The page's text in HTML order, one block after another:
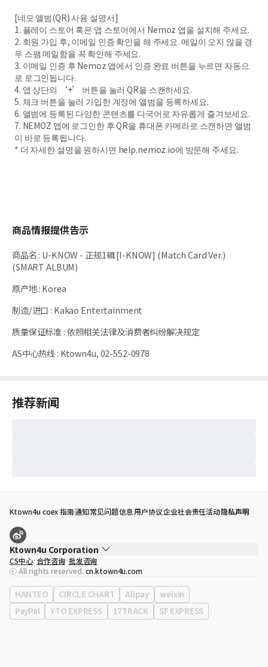
[네모 앨범(QR) 사용 설명서]
1. 플레이 스토어 혹은 앱 스토어에서 Nemoz 앱을 설치해 주세요.
2. 회원 가입 후, 이메일 인증 확인을 해 주세요. 메일이 오지 않을 경
우 스팸 메일함을 꼭 확인해 주세요.
3. 이메일 인증 후 Nemoz 앱에서 인증 완료 버튼을 누르면 자동으
로 로그인됩니다.
4. 앱 상단의 ‘+’ 버튼을 눌러 QR을 스캔하세요.
5. 체크 버튼을 눌러 가입한 계정에 앨범을 등록하세요.
6. 앨범에 등록된 다양한 콘텐츠를 다국어로 자유롭게 즐겨보세요.
7. NEMOZ 앱에 로그인한 후 QR을 휴대폰 카메라로 스캔하면 앨범
이 바로 등록됩니다.
* 더 자세한 설명을 원하시면 help.nemoz.io에 방문해 주세요.
商品情报提供告示
商品名: U-KNOW - 正规1辑 [I-KNOW] (Match Card Ver.)
(SMART ALBUM)
原产地: Korea
制造/进口 : Kakao Entertainment
质量保证标准 :依照相关法律及消费者纠纷解决规定
AS中心热线 : Ktown4u, 02-552-0978
推荐新闻
Ktown4u coex 指南通知常见问题信息用户协议企业社会责任活动隐私声明
Ktown4u Corporation
代表
宋効珉
营业执照 120-87-71116
公司地址 首尔特别市 江南区 岭东大路 513号 3楼 （三成洞， coex)
CS中心 合作咨询 批发咨询
ⓒ All rights reserved. cn.ktown4u.com
HANTEO CIRCLE CHART Alipay
weixin
PayPal
YTO EXPRESS 17TRACK SF EXPRESS